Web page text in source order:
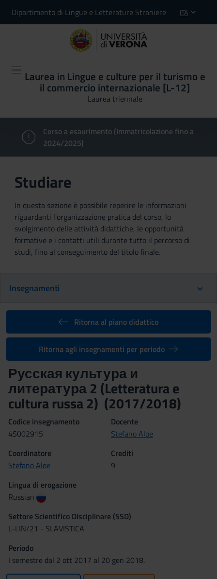
Dipartimento di Lingue e Letterature Straniere ITA
Laurea in Lingue e culture per il turismo e
il commercio internazionale [L-12]
Laurea triennale
Corso a esaurimento (Immatricolazione fino a
2024/2025)
Studiare
In questa sezione è possibile reperire le informazioni
riguardanti l'organizzazione pratica del corso, lo
svolgimento delle attività didattiche, le opportunità
formative e i contatti utili durante tutto il percorso di
studi, fino al conseguimento del titolo finale.
Insegnamenti
Ritorna al piano didattico
Ritorna agli insegnamenti per periodo
Русская культура и
литература 2 (Letteratura e
cultura russa 2) (2017/2018)
Codice insegnamento
4S002915
Docente
Stefano Aloe
Coordinatore
Stefano Aloe
Crediti
9
Lingua di erogazione
Russian
Settore Scientifico Disciplinare (SSD)
L-LIN/21 - SLAVISTICA
Periodo
I semestre dal 2 ott 2017 al 20 gen 2018.